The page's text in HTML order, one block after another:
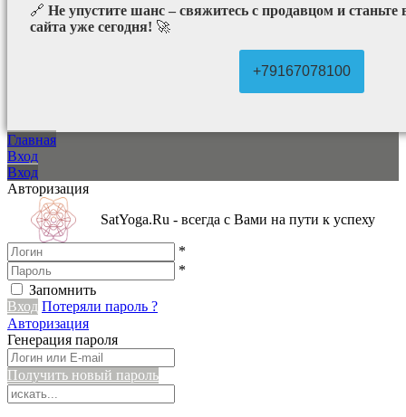
🔗 Не упустите шанс – свяжитесь с продавцом и
сайта уже сегодня! 🚀
+79167078100
Главная
Вход
Вход
Авторизация
SatYoga.Ru - всегда с Вами на пути к успеху
*
*
Запомнить
Вход Потеряли пароль ?
Авторизация
Генерация пароля
Получить новый пароль